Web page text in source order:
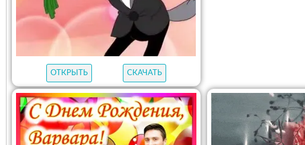
ОТКРЫТЬ СКАЧАТЬ